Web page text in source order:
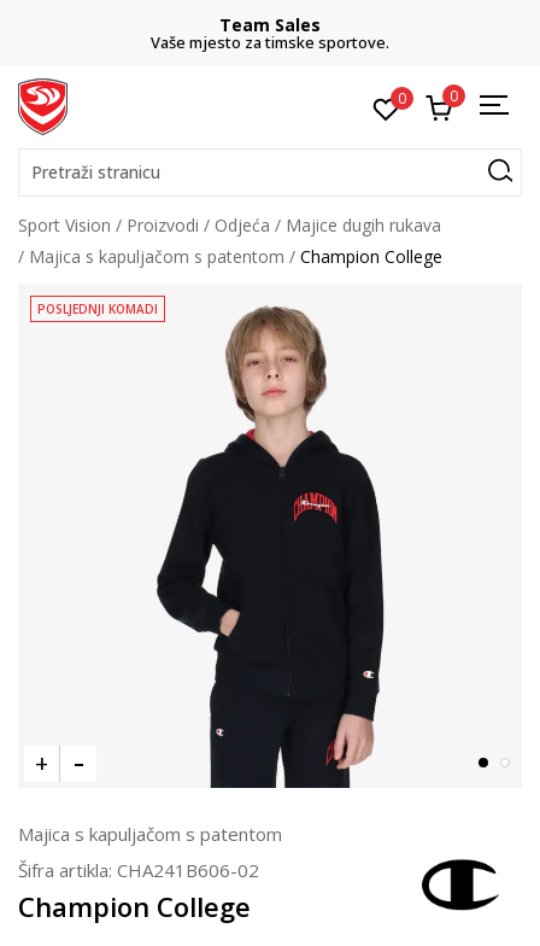
Team Sales
Vaše mjesto za timske sportove.
0 0
Pretraži stranicu
Sport Vision Proizvodi Odjeća
Majice dugih rukava
Majica s kapuljačom s patentom
Champion College
POSLJEDNJI KOMADI
Majica s kapuljačom s patentom
Šifra artikla: CHA241B606-02
Champion College